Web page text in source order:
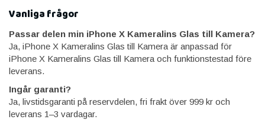
Vanliga frågor
Passar delen min iPhone X Kameralins Glas till Kamera?
Ja, iPhone X Kameralins Glas till Kamera är anpassad för
iPhone X Kameralins Glas till Kamera och funktionstestad före
leverans.
Ingår garanti?
Ja, livstidsgaranti på reservdelen, fri frakt över 999 kr och
leverans 1–3 vardagar.